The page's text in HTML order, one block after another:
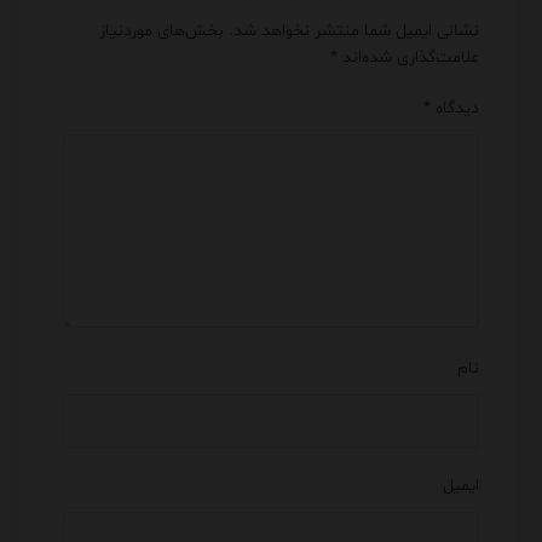
نشانی ایمیل شما منتشر نخواهد شد. بخش‌های موردنیاز
علامت‌گذاری شده‌اند *
دیدگاه *
نام
ایمیل